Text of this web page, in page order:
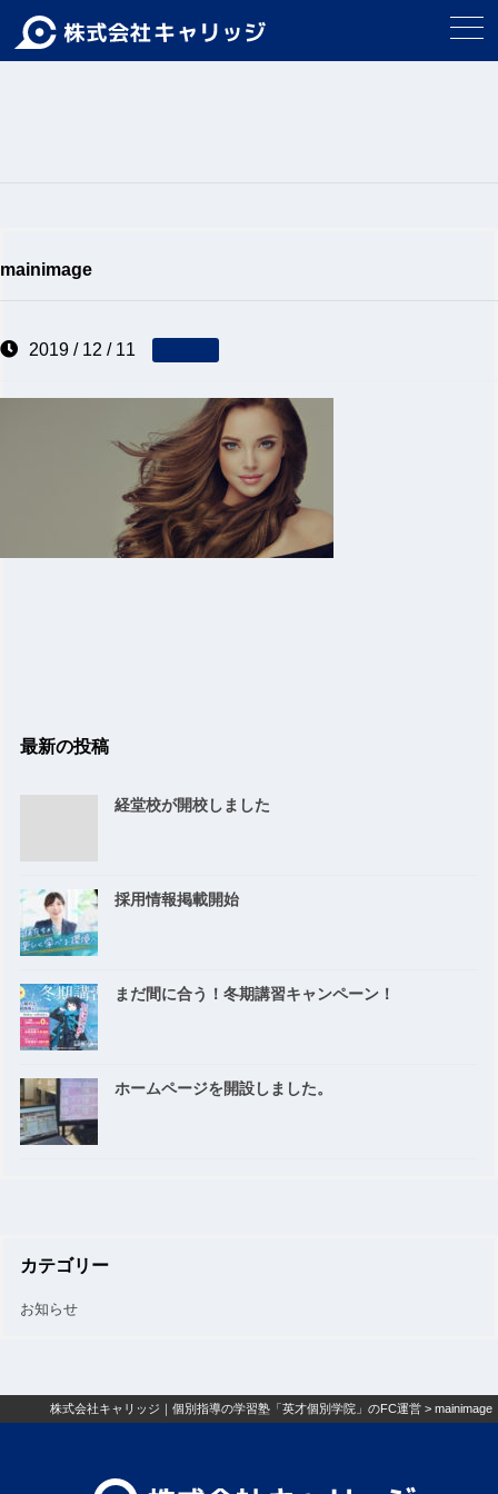
mainimage
2019 / 12 / 11
最新の投稿
経堂校が開校しました
採用情報掲載開始
まだ間に合う！冬期講習キャンペーン！
ホームページを開設しました。
カテゴリー
お知らせ
株式会社キャリッジ｜個別指導の学習塾「英才個別学院」のFC運営 > mainimage